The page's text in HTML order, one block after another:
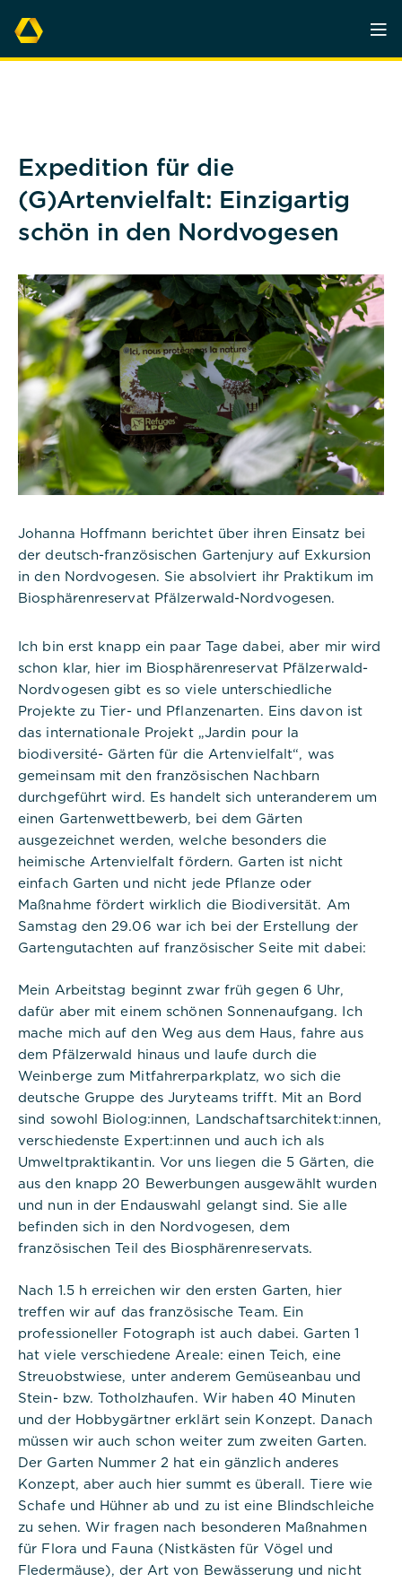
Expedition für die
(G)Artenvielfalt: Einzigartig
schön in den Nordvogesen
Johanna Hoffmann berichtet über ihren Einsatz bei
der deutsch-französischen Gartenjury auf Exkursion
in den Nordvogesen. Sie absolviert ihr Praktikum im
Biosphärenreservat Pfälzerwald-Nordvogesen.
Ich bin erst knapp ein paar Tage dabei, aber mir wird
schon klar, hier im Biosphärenreservat Pfälzerwald-
Nordvogesen gibt es so viele unterschiedliche
Projekte zu Tier- und Pflanzenarten. Eins davon ist
das internationale Projekt „Jardin pour la
biodiversité- Gärten für die Artenvielfalt“, was
gemeinsam mit den französischen Nachbarn
durchgeführt wird. Es handelt sich unteranderem um
einen Gartenwettbewerb, bei dem Gärten
ausgezeichnet werden, welche besonders die
heimische Artenvielfalt fördern. Garten ist nicht
einfach Garten und nicht jede Pflanze oder
Maßnahme fördert wirklich die Biodiversität. Am
Samstag den 29.06 war ich bei der Erstellung der
Gartengutachten auf französischer Seite mit dabei:
Mein Arbeitstag beginnt zwar früh gegen 6 Uhr,
dafür aber mit einem schönen Sonnenaufgang. Ich
mache mich auf den Weg aus dem Haus, fahre aus
dem Pfälzerwald hinaus und laufe durch die
Weinberge zum Mitfahrerparkplatz, wo sich die
deutsche Gruppe des Juryteams trifft. Mit an Bord
sind sowohl Biolog:innen, Landschaftsarchitekt:innen,
verschiedenste Expert:innen und auch ich als
Umweltpraktikantin. Vor uns liegen die 5 Gärten, die
aus den knapp 20 Bewerbungen ausgewählt wurden
und nun in der Endauswahl gelangt sind. Sie alle
befinden sich in den Nordvogesen, dem
französischen Teil des Biosphärenreservats.
Nach 1.5 h erreichen wir den ersten Garten, hier
treffen wir auf das französische Team. Ein
professioneller Fotograph ist auch dabei. Garten 1
hat viele verschiedene Areale: einen Teich, eine
Streuobstwiese, unter anderem Gemüseanbau und
Stein- bzw. Totholzhaufen. Wir haben 40 Minuten
und der Hobbygärtner erklärt sein Konzept. Danach
müssen wir auch schon weiter zum zweiten Garten.
Der Garten Nummer 2 hat ein gänzlich anderes
Konzept, aber auch hier summt es überall. Tiere wie
Schafe und Hühner ab und zu ist eine Blindschleiche
zu sehen. Wir fragen nach besonderen Maßnahmen
für Flora und Fauna (Nistkästen für Vögel und
Fledermäuse), der Art von Bewässerung und nicht
Notwendig
Diese werden für die Grundfunktionen der
Website benötigt und helfen dabei, unsere
Website nutzbar zu machen sowie Zugriffe auf
sichere Bereiche unserer Website ermöglichen.
Cookie Informationen anzeigen
Titel:
PHPSESSID
Anbieter:
Commerzbank Umweltpraktikum
Cookies:
PHPSESSID
Session
Beschreibung:
Dieses Cookie ist nativ für PHP-
Anwendungen. Das Cookie wird
verwendet, um die eindeutige
Sitzungs-ID eines Benutzers zu
die Benutzersitzung auf der
Website zu verwalten. Das Cookie
ist ein Session-Cookie und wird
gelöscht, wenn alle Browserfenster
geschlossen sind.